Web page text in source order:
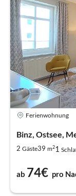
Ferienwohnung
Binz, Ostsee,
2 Gäste39 m21
ab 74€ pro